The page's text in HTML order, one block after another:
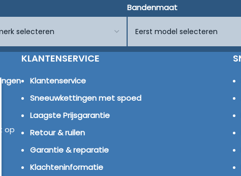
Bandenmaat
op
KLANTENSERVICE
Klantenservice
Sneeuwkettingen met spoed
Laagste Prijsgarantie
Retour & ruilen
Garantie & reparatie
Klachteninformatie